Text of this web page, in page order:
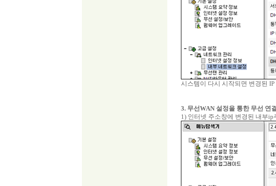
시스템이 다시 시작되면 변경된
3. 무선WAN 설정을 통한 무선 연
1) 인터넷 주소창에 변경된 내부